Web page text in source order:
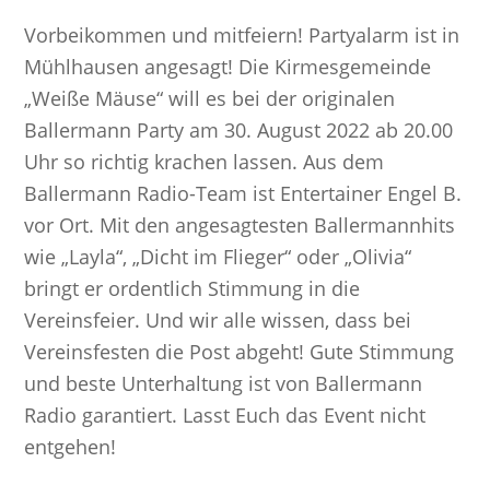
Vorbeikommen und mitfeiern! Partyalarm ist in
Mühlhausen angesagt! Die Kirmesgemeinde
„Weiße Mäuse“ will es bei der originalen
Ballermann Party am 30. August 2022 ab 20.00
Uhr so richtig krachen lassen. Aus dem
Ballermann Radio-Team ist Entertainer Engel B.
vor Ort. Mit den angesagtesten Ballermannhits
wie „Layla“, „Dicht im Flieger“ oder „Olivia“
bringt er ordentlich Stimmung in die
Vereinsfeier. Und wir alle wissen, dass bei
Vereinsfesten die Post abgeht! Gute Stimmung
und beste Unterhaltung ist von Ballermann
Radio garantiert. Lasst Euch das Event nicht
entgehen!